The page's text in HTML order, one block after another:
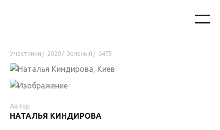
Участники / 2020 / Зеленый / 6475
Автор
НАТАЛЬЯ КИНДИРОВА